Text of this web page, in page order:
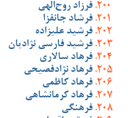
فرزاد روح‌الهی
فرشاد جانفزا
فرشید علیزاده
فرشید فارسی نژادیان
فرهاد سالاری
فرهاد نژادفصیحی
فرهاد کاظمی
فرهاد کرمانشاهی
فرهنگی